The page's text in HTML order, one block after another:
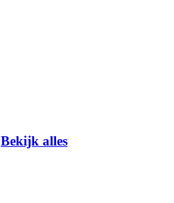
Bekijk alles